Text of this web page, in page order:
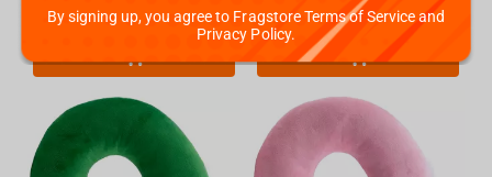
€17.99 €9.
Stehen zur Verfügung
By signing up, you agree to Fragstore Terms of Service and
Privacy Policy.